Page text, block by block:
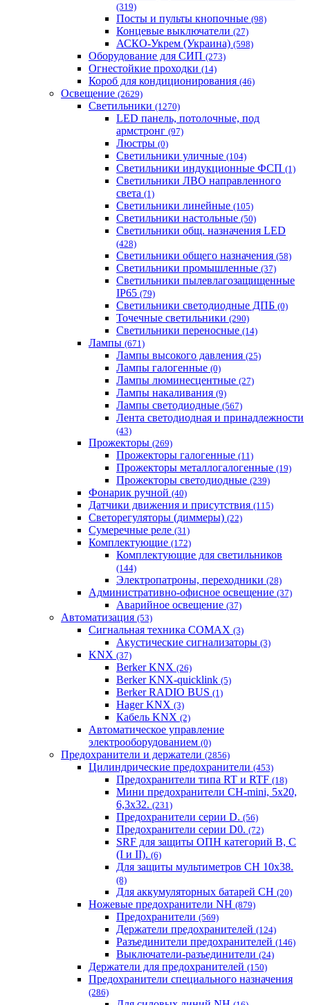
(319)
Посты и пульты кнопочные (98)
Концевые выключатели (27)
АСКО-Укрем (Украина) (598)
Оборудование для СИП (273)
Огнестойкие проходки (14)
Короб для кондиционирования (46)
Освещение (2629)
Светильники (1270)
LED панель, потолочные, под
армстронг (97)
Люстры (0)
Светильники уличные (104)
Светильники индукционные ФСП (1)
Светильники ЛВО направленного
света (1)
Светильники линейные (105)
Светильники настольные (50)
Светильники общ. назначения LED
(428)
Светильники общего назначения (58)
Светильники промышленные (37)
Светильники пылевлагозащищенные
IP65 (79)
Светильники светодиодные ДПБ (0)
Точечные светильники (290)
Светильники переносные (14)
Лампы (671)
Лампы высокого давления (25)
Лампы галогенные (0)
Лампы люминесцентные (27)
Лампы накаливания (9)
Лампы светодиодные (567)
Лента светодиодная и принадлежности
(43)
Прожекторы (269)
Прожекторы галогенные (11)
Прожекторы металлогалогенные (19)
Прожекторы светодиодные (239)
Фонарик ручной (40)
Датчики движения и присутствия (115)
Светорегуляторы (диммеры) (22)
Сумеречные реле (31)
Комплектующие (172)
Комплектующие для светильников
(144)
Электропатроны, переходники (28)
Административно-офисное освещение (37)
Аварийное освещение (37)
Автоматизация (53)
Сигнальная техника COMAX (3)
Акустические сигнализаторы (3)
KNX (37)
Berker KNX (26)
Berker KNX-quicklink (5)
Berker RADIO BUS (1)
Hager KNX (3)
Кабель KNX (2)
Автоматическое управление
электрооборудованием (0)
Предохранители и держатели (2856)
Цилиндрические предохранители (453)
Предохранители типа RT и RTF (18)
Мини предохранители CH-mini, 5x20,
6,3x32. (231)
Предохранители серии D. (56)
Предохранители серии D0. (72)
SRF для защиты ОПН категорий B, C
(I и II). (6)
Для защиты мультиметров CH 10х38.
(8)
Для аккумуляторных батарей CH (20)
Ножевые предохранители NH (879)
Предохранители (569)
Держатели предохранителей (124)
Разъединители предохранителей (146)
Выключатели-разъединители (24)
Держатели для предохранителей (150)
Предохранители специального назначения
(286)